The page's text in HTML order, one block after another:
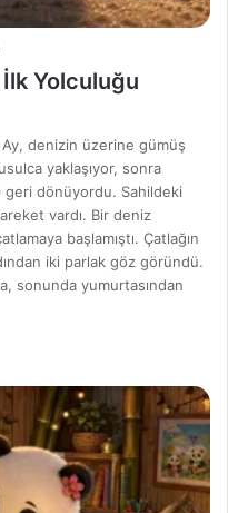
İlk Yolculuğu
Ay, denizin üzerine gümüş
yaklaşıyor, sonra
geri dönüyordu. Sahildeki
vardı. Bir deniz
başlamıştı. Çatlağın
iki parlak göz göründü.
sonunda yumurtasından